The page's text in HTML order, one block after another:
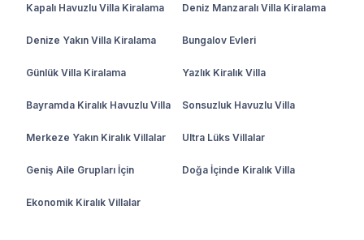
Kapalı Havuzlu Villa Kiralama Deniz Manzaralı Villa Kiralama
Denize Yakın Villa Kiralama Bungalov Evleri
Günlük Villa Kiralama Yazlık Kiralık Villa
Bayramda Kiralık Havuzlu Villa Sonsuzluk Havuzlu Villa
Merkeze Yakın Kiralık Villalar Ultra Lüks Villalar
Geniş Aile Grupları İçin Doğa İçinde Kiralık Villa
Ekonomik Kiralık Villalar